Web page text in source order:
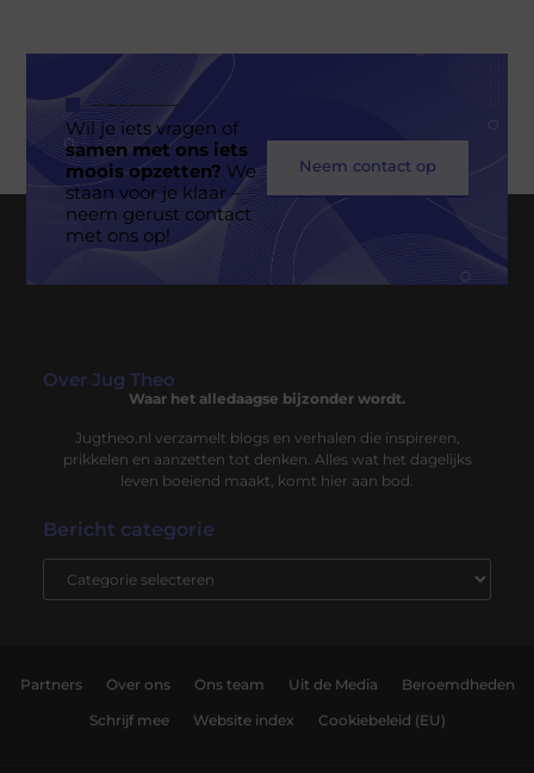
Wil je iets vragen of
samen met ons iets
moois opzetten? We
staan voor je klaar –
neem gerust contact
met ons op!
Neem contact op
Over Jug Theo
Waar het alledaagse bijzonder wordt.
Jugtheo.nl verzamelt blogs en verhalen die inspireren,
prikkelen en aanzetten tot denken. Alles wat het dagelijks
leven boeiend maakt, komt hier aan bod.
Bericht categorie
Partners Over ons Ons team Uit de Media Beroemdheden
Schrijf mee Website index Cookiebeleid (EU)